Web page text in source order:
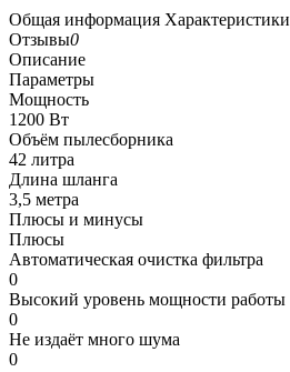
Общая информация Характеристики
Отзывы0
Описание
Параметры
Мощность
1200 Вт
Объём пылесборника
42 литра
Длина шланга
3,5 метра
Плюсы и минусы
Плюсы
Автоматическая очистка фильтра
0
Высокий уровень мощности работы
0
Не издаёт много шума
0